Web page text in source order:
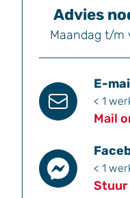
Advies
Maandag t/m
E-
< 1
Mail
< 1
Stuur